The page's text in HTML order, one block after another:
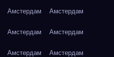
Амстердам Амстердам
Амстердам Амстердам
Амстердам Амстердам